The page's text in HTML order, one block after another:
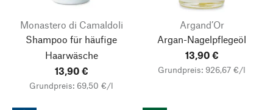
Monastero di Camaldoli
Shampoo für häufige
Haarwäsche
13,90 €
Grundpreis: 69,50 €/l
Argand’Or
Argan-Nagelpflegeöl
13,90 €
Grundpreis: 926,67 €/l